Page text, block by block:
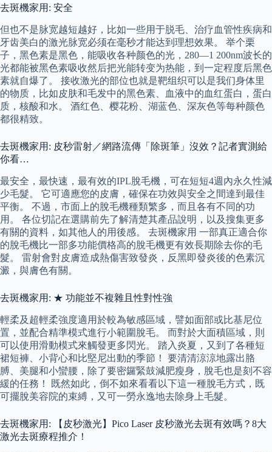
去斑機家用: 安全
但也不是脉宽越短越好，比如一些用于脱毛、治疗血管性疾病和
牙齿美白的激光脉宽必须在毫秒才能达到理想效果。 举个栗
子，黑色素是黑色，能吸收各种颜色的光，280—1 200nm波长的
光都能被黑色素吸收然后把光能转变为热能，到一定程度后黑色
素就自爆了。 接收激光的部位也就是靶组织可以是我们身体里
的物质，比如皮肤和毛发中的黑色素、血液中的血红蛋白，蛋白
质，核酸和水。 酒红色、樱花粉、湖蓝色、深灰色等每种颜色
都很精致。
去斑機家用: 皮秒雷射／網路流傳「除斑筆」沒效？記者實測給
你看…
最安全，最快速，最有效的IPL脫毛機，可在短短4週內永久性減
少毛髮。 它可適應您的皮膚，確保在功效與安全之間達到最佳
平衡。 不過，市面上的脫毛機種類繁多，而且各有不同的功
用。 各位切記在選購前先了解清楚其產品說明，以及搜集更多
有關的資料，如其他人的用後感。 去斑機家用 一部真正適合你
的脫毛機比一部多功能價格高的脫毛機更有效長期除去你的毛
髮。 雷射會對皮膚造成熱傷害致發炎，反黑即發炎後的色素沉
澱，與膚色有關。
去斑機家用: ★ 功能並不複雜且性對性強
輕柔及超輕柔強度適用於較為敏感區域，譬如面部或比基尼位
置，並配合精準模式進行小範圍脫毛。 而對於大面積區域，則
可以使用滑動模式來觸發更多閃光。 踏入炎夏，又到了各種短
裙短褲、小背心和比堅尼出動的季節！ 要清清涼涼地露出胳
膊、美腿和小蠻腰，除了要密鑼緊鼓減肥瘦身，脫毛也是刻不容
緩的任務！ 既然如此，倒不如來看看以下這一種脫毛方式，既
可擺脫美容院的束縛，又可一勞永逸地去除身上毛髮。
去斑機家用: 【皮秒激光】Pico Laser 皮秒激光去斑有效嗎？8大
激光去斑療程推介！